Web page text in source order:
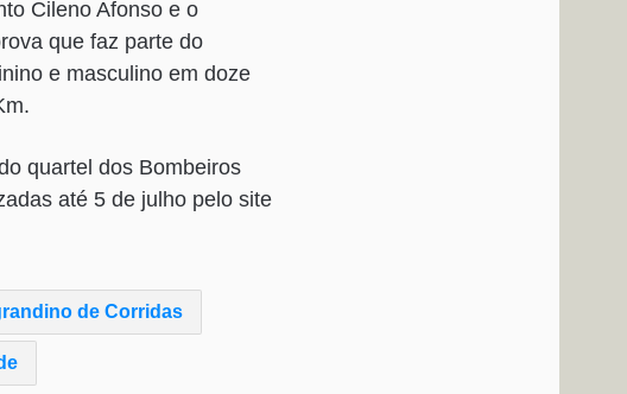
Cileno Afonso e o
que faz parte do
e masculino em doze
quartel dos Bombeiros
até 5 de julho pelo site
de Corridas